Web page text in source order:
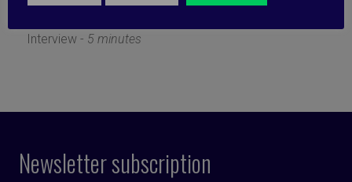
Interview - 5 minutes
Newsletter subscription